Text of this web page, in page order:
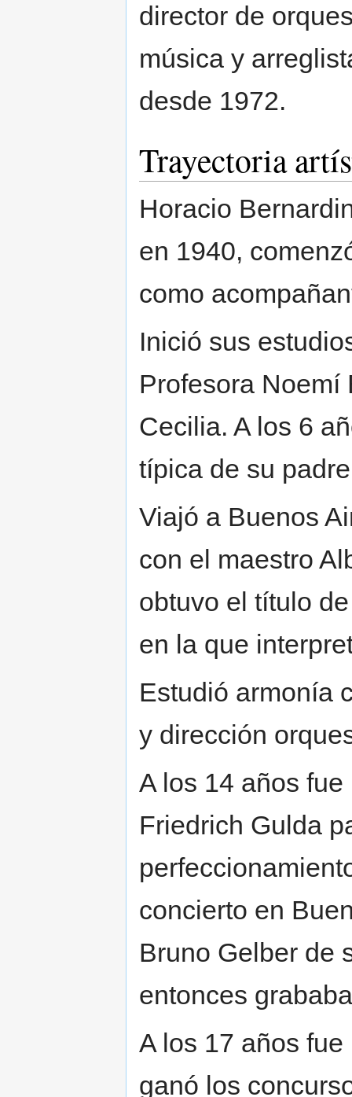
director de
música y
desde 1972.
Trayectoria
Horacio
en 1940,
como
Inició sus
Profesora Noemí
Cecilia. A los 6
típica de su
Viajó a Buenos
con el maestro
obtuvo el título
en la que
Estudió armonía
y dirección
A los 14 años
Friedrich Gulda
concierto en
Bruno Gelber de
entonces
A los 17 años
ganó los